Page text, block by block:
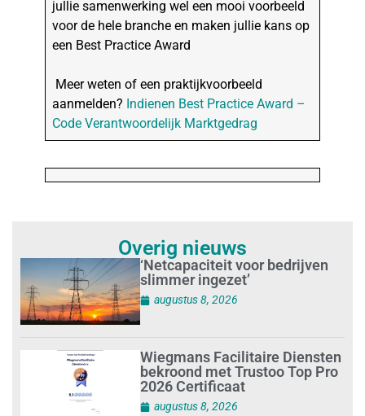
jullie samenwerking wel een mooi voorbeeld
voor de hele branche en maken jullie kans op
een Best Practice Award
Meer weten of een praktijkvoorbeeld
aanmelden? Indienen Best Practice Award –
Code Verantwoordelijk Marktgedrag
Overig nieuws
‘Netcapaciteit voor bedrijven
slimmer ingezet’
augustus 8, 2026
Wiegmans Facilitaire Diensten
bekroond met Trustoo Top Pro
2026 Certificaat
augustus 8, 2026